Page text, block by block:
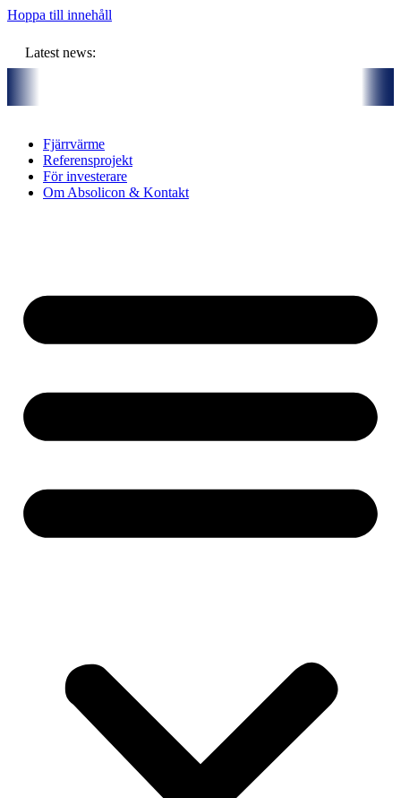
Hoppa till innehåll
Latest news:
Fjärrvärme
Referensprojekt
För investerare
Om Absolicon & Kontakt